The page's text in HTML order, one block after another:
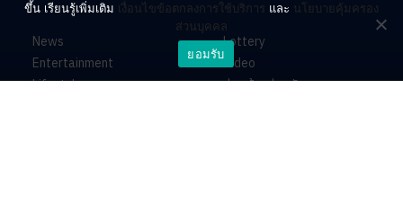
News
Entertainment
Lifestyle
Lottery
Video
ร่วมด้วยช่วยกัน
ขึ้น เรียนรู้เพิ่มเติม เงื่อนไขข้อตกลงการใช้บริการ และ นโยบายคุ้มครอง
ส่วนบุคคล
ยอมรับ